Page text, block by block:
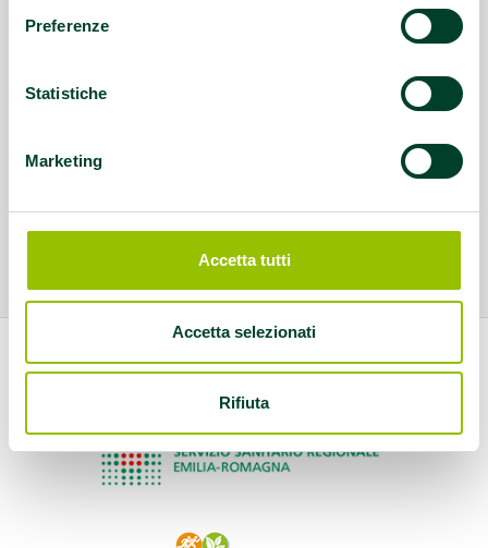
Preferenze
Statistiche
Marketing
Accetta tutti
Accetta selezionati
Rifiuta